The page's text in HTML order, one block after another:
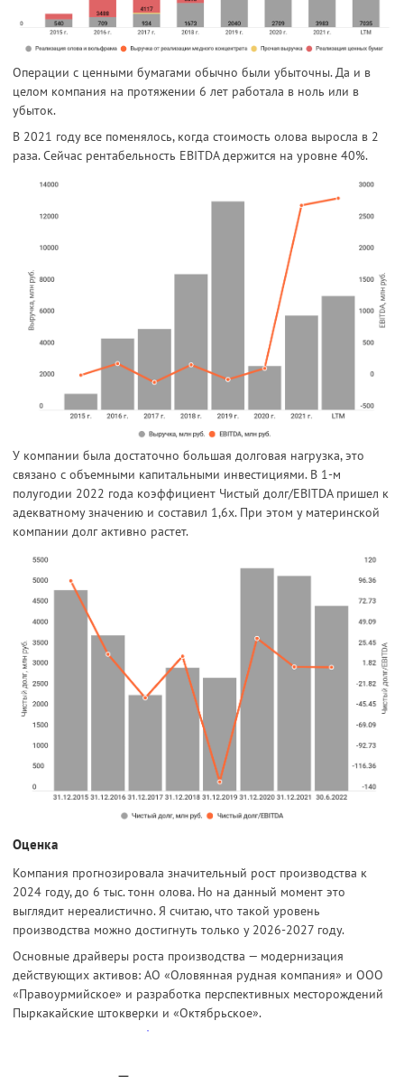
Операции с ценными бумагами обычно были убыточны. Да и в
целом компания на протяжении 6 лет работала в ноль или в
убыток.
В 2021 году все поменялось, когда стоимость олова выросла в 2
раза. Сейчас рентабельность EBITDA держится на уровне 40%.
У компании была достаточно большая долговая нагрузка, это
связано с объемными капитальными инвестициями. В 1-м
полугодии 2022 года коэффициент Чистый долг/EBITDA пришел к
адекватному значению и составил 1,6х. При этом у материнской
компании долг активно растет.
Оценка
Компания прогнозировала значительный рост производства к
2024 году, до 6 тыс. тонн олова. Но на данный момент это
выглядит нереалистично. Я считаю, что такой уровень
производства можно достигнуть только у 2026-2027 году.
Основные драйверы роста производства — модернизация
действующих активов: АО «Оловянная рудная компания» и ООО
«Правоурмийское» и разработка перспективных месторождений
Пыркакайские штокверки и «Октябрьское».